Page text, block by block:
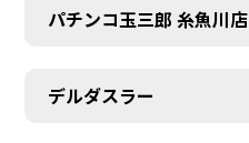
パチンコ玉三郎 糸魚川店
デルダスラー